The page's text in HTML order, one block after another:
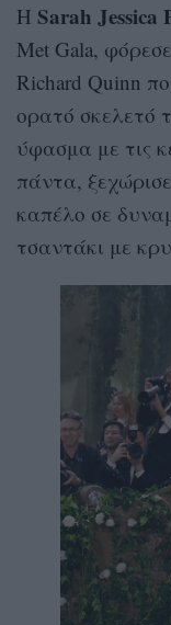
H Sarah Jessica
Met Gala,
Richard Quinn
ορατό σκελετό
ύφασμα με τις
πάντα,
καπέλο σε
τσαντάκι με